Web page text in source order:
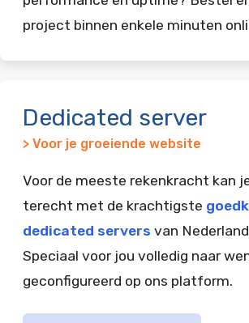
project binnen enkele minuten
Dedicated server
> Voor je groeiende website
Voor de meeste rekenkracht kan
terecht met de krachtigste
dedicated servers van
Speciaal voor jou volledig naar
geconfigureerd op ons platform.